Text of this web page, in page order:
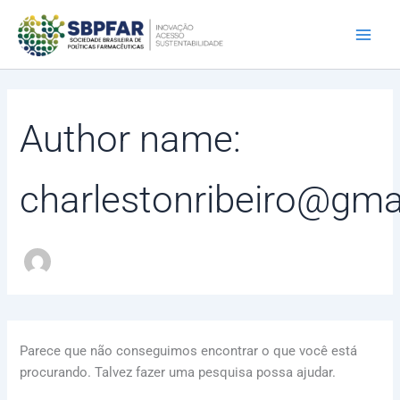
para
conteúdo
Author name:
Parece que não conseguimos encontrar o que você está
procurando. Talvez fazer uma pesquisa possa ajudar.
por: